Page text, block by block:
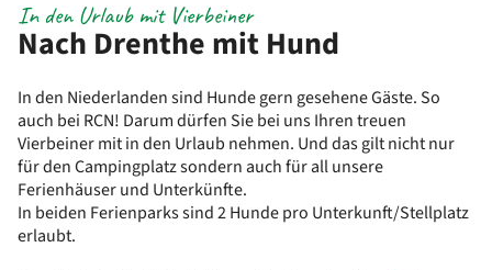
Nach Drenthe mit Hund
In den Urlaub mit Vierbeiner
In den Niederlanden sind Hunde gern gesehene Gäste. So
auch bei RCN! Darum dürfen Sie bei uns Ihren treuen
Vierbeiner mit in den Urlaub nehmen. Und das gilt nicht nur
für den Campingplatz sondern auch für all unsere
Ferienhäuser und Unterkünfte.
In beiden Ferienparks sind 2 Hunde pro Unterkunft/Stellplatz
erlaubt.